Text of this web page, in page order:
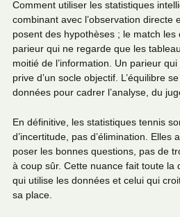
Comment utiliser les statistiques
combinant avec l’observation directe
posent des hypothèses ; le match
parieur qui ne regarde que les
moitié de l’information. Un parieur
prive d’un socle objectif. L’équilibre
données pour cadrer l’analyse, du
En définitive, les statistiques tennis
d’incertitude, pas d’élimination. Elles
poser les bonnes questions, pas de
à coup sûr. Cette nuance fait toute la
qui utilise les données et celui qui
sa place.